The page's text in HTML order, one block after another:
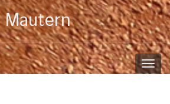
Mautern